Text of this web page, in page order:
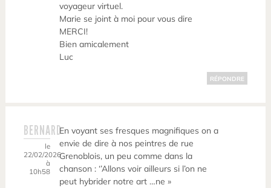
voyageur virtuel.
Marie se joint à moi pour vous dire
MERCI!
Bien amicalement
Luc
RÉPONDRE
BERNARD
le
22/02/2026
à
10h58
En voyant ses fresques magnifiques on a
envie de dire à nos peintres de rue
Grenoblois, un peu comme dans la
chanson : ‘’Allons voir ailleurs si l’on ne
peut hybrider notre art …ne »